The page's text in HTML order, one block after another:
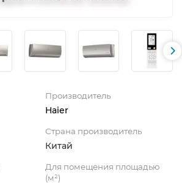
Производитель
Haier
Страна производитель
Китай
Для помещения площадью
(м²)